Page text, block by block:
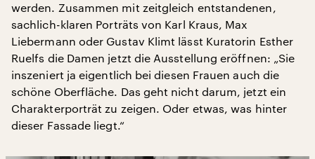
werden. Zusammen mit zeitgleich entstandenen,
sachlich-klaren Porträts von Karl Kraus, Max
Liebermann oder Gustav Klimt lässt Kuratorin Esther
Ruelfs die Damen jetzt die Ausstellung eröffnen: „Sie
inszeniert ja eigentlich bei diesen Frauen auch die
schöne Oberfläche. Das geht nicht darum, jetzt ein
Charakterporträt zu zeigen. Oder etwas, was hinter
dieser Fassade liegt.“